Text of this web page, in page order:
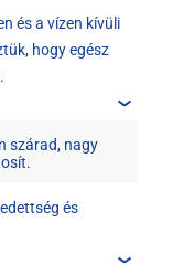
és a vízen kívüli
hogy egész
szárad, nagy
és